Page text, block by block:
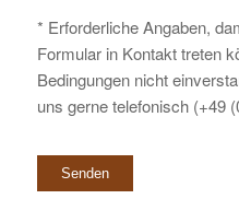
* Erforderliche Angaben,
Formular in Kontakt treten
Bedingungen nicht
uns gerne telefonisch (+49